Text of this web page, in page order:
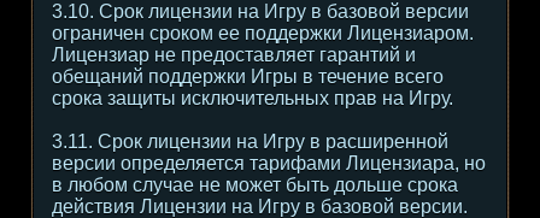
3.10. Срок лицензии на Игру в базовой версии
ограничен сроком ее поддержки Лицензиаром.
Лицензиар не предоставляет гарантий и
обещаний поддержки Игры в течение всего
срока защиты исключительных прав на Игру.
3.11. Срок лицензии на Игру в расширенной
версии определяется тарифами Лицензиара, но
в любом случае не может быть дольше срока
действия Лицензии на Игру в базовой версии.